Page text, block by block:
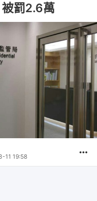
罰2.6萬
11 19:58